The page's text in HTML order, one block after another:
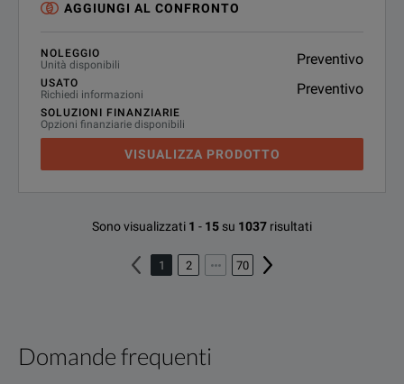
AGGIUNGI AL CONFRONTO
NOLEGGIO
Unità disponibili
Preventivo
USATO
Richiedi informazioni
Preventivo
SOLUZIONI FINANZIARIE
Opzioni finanziarie disponibili
VISUALIZZA PRODOTTO
Sono visualizzati 1 - 15 su 1037 risultati
1 2 70
Domande frequenti